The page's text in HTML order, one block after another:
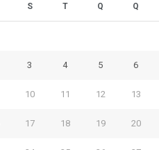
S T Q Q
3 4 5 6
10 11 12 13
17 18 19 20